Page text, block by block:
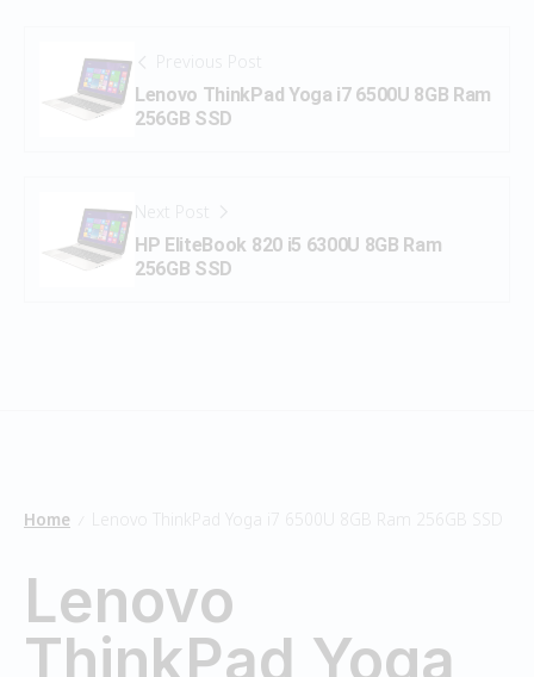
Previous Post
Lenovo ThinkPad Yoga i7 6500U 8GB Ram
256GB SSD
Next Post
HP EliteBook 820 i5 6300U 8GB Ram
256GB SSD
Home Lenovo ThinkPad Yoga i7 6500U 8GB Ram 256GB SSD
Lenovo
ThinkPad Yoga